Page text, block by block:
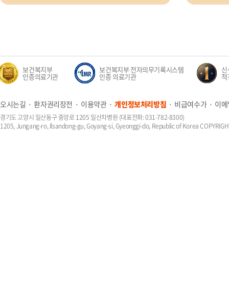
보건복지부
인증의료기관
보건복지부 전자의무기록시스템
인증 의료기관
신생
적정
오시는길 환자권리장전 이용약관 개인정보처리방침 비급여수가 이
경기도 고양시 일산동구 중앙로 1205 일산차병원 (대표전화: 031-782-8300)
1205, Jungang-ro, Ilsandong-gu, Goyang-si, Gyeonggi-do, Republic of Korea